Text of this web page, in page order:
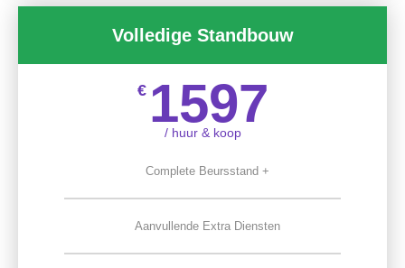
Volledige Standbouw
€ 1597
/ huur & koop
Complete Beursstand +
Aanvullende Extra Diensten